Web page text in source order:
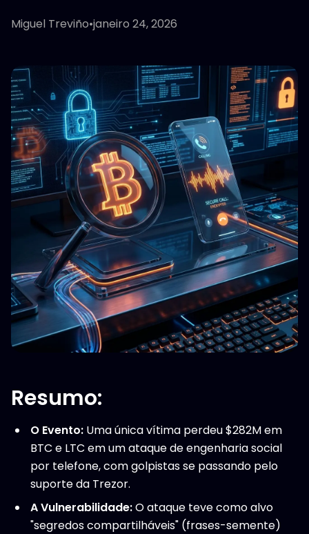
Miguel Treviño•janeiro 24, 2026
Resumo:
O Evento: Uma única vítima perdeu $282M em
BTC e LTC em um ataque de engenharia social
por telefone, com golpistas se passando pelo
suporte da Trezor.
A Vulnerabilidade:O ataque teve como alvo
"segredos compartilháveis" (frases-semente)